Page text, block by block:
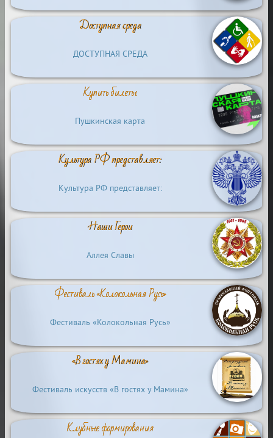
Доступная среда
ДОСТУПНАЯ СРЕДА
Купить билеты
Пушкинская карта
Культура РФ представляет:
Культура РФ представляет:
Наши Герои
Аллея Славы
Фестиваль «Колокольная Русь»
Фестиваль «Колокольная Русь»
«В гостях у Мамина»
Фестиваль искусств «В гостях у Мамина»
Клубные формирования